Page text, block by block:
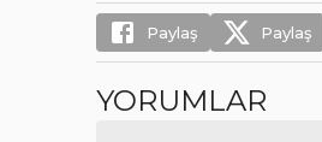
Paylaş Paylaş
YORUMLAR